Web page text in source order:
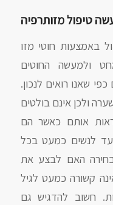
באמצעות חוטי מזו
ולמעשה החוטים
שאנו רואים לנכון.
ולכן אינם בולטים
אותם כאשר הם
לנשים כמעט בכל
האם לבצע את
קשורה כמעט לגיל
חשוב להדגיש גם